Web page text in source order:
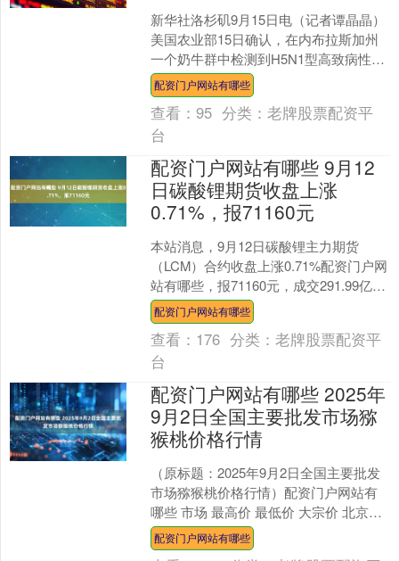
新华社洛杉矶9月15日电（记者谭晶晶）
美国农业部15日确认，在内布拉斯加州
一个奶牛群中检测到H5N1型高致病性禽
流感病毒配资门户网站有哪些，这是该
州首次在奶牛群....
配资门户网站有哪些
查看：95 分类：老牌股票配资平
台
配资门户网站有哪些 9月12
日碳酸锂期货收盘上涨
0.71%，报71160元
本站消息，9月12日碳酸锂主力期货
（LCM）合约收盘上涨0.71%配资门户网
站有哪些，报71160元，成交291.99亿
元。 品种简介：碳酸锂期货是在期货交
易所....
配资门户网站有哪些
查看： 176 分类：老牌股票配资平
台
配资门户网站有哪些 2025年
9月2日全国主要批发市场猕
猴桃价格行情
（原标题：2025年9月2日全国主要批发
市场猕猴桃价格行情）配资门户网站有
哪些 市场 最高价 最低价 大宗价 北京新
发地农副产品批发市场信息中心 14.00
1....
配资门户网站有哪些